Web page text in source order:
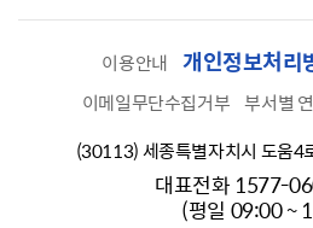
이용안내 개인정보처리
이메일무단수집거부 부서별
(30113) 세종특별자치시 도움4
대표전화 1577-
(평일 09:00 ~